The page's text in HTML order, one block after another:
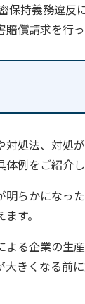
保持義務違反
償請求を行っ
対処法、対処
例をご紹介し
明らかになっ
す。
よる企業の生
大きくなる前